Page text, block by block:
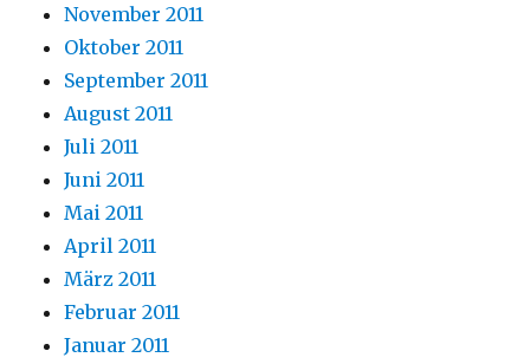
November 2011
Oktober 2011
September 2011
August 2011
Juli 2011
Juni 2011
Mai 2011
April 2011
März 2011
Februar 2011
Januar 2011